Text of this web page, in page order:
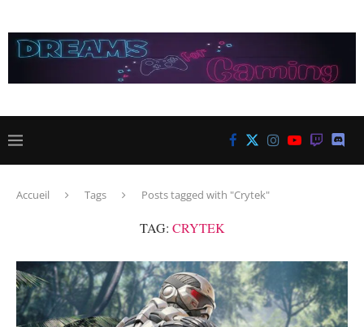
Accueil Tags Posts tagged with "Crytek"
TAG: CRYTEK